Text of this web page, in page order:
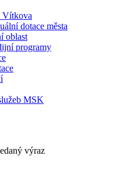
Vítkova
dotace města
oblast
programy
MSK
výraz